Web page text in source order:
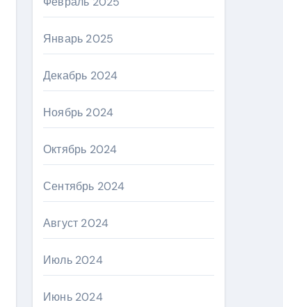
Январь 2025
Декабрь 2024
Ноябрь 2024
Октябрь 2024
Сентябрь 2024
Август 2024
Июль 2024
Июнь 2024